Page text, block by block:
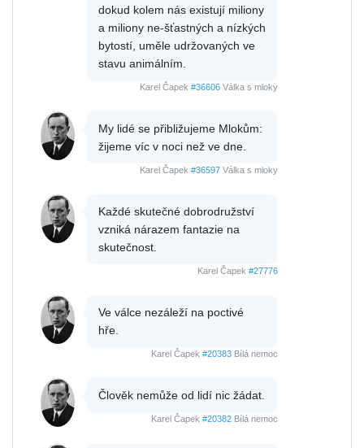
dokud kolem nás existují miliony
a miliony ne-šťastných a nízkých
bytostí, uměle udržovaných ve
stavu animálním.
Karel Čapek #36606 Válka s mloky
My lidé se přibližujeme Mlokům:
žijeme víc v noci než ve dne.
Karel Čapek #36597 Válka s mloky
Každé skutečné dobrodružství
vzniká nárazem fantazie na
skutečnost.
Karel Čapek #27776
Ve válce nezáleží na poctivé
hře.
Karel Čapek #20383 Bílá nemoc
Člověk nemůže od lidí nic žádat.
Karel Čapek #20382 Bílá nemoc